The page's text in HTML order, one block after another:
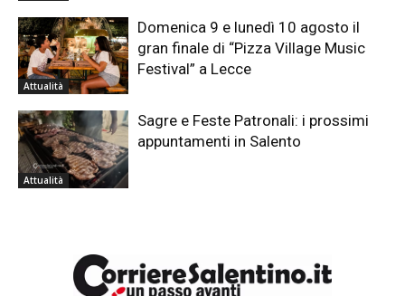
Attualità
Domenica 9 e lunedì 10 agosto il
gran finale di “Pizza Village Music
Festival” a Lecce
Attualità
Sagre e Feste Patronali: i prossimi
appuntamenti in Salento